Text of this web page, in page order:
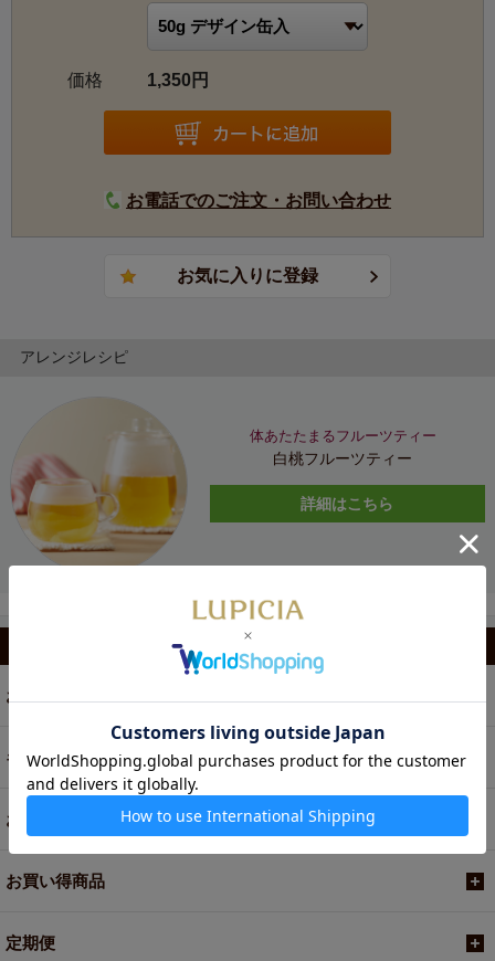
価格 1,350円
お電話でのご注文・お問い合わせ
アレンジレシピ
体あたたまるフルーツティー
白桃フルーツティー
詳細はこちら
お茶
ギフト
お菓子・食品・飲料
お買い得商品
定期便